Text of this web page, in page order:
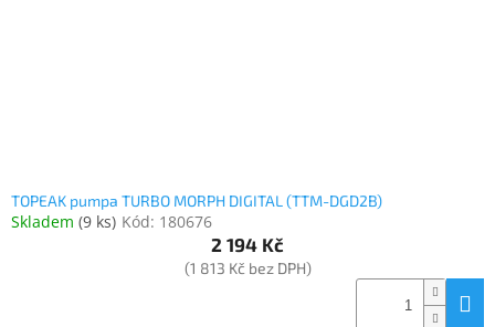
TOPEAK pumpa TURBO MORPH DIGITAL (TTM-DGD2B)
Skladem (9 ks) Kód: 180676
2 194 Kč
(1 813 Kč bez DPH)